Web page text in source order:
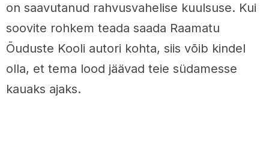
on saavutanud rahvusvahelise kuulsuse. Kui
soovite rohkem teada saada Raamatu
Õuduste Kooli autori kohta, siis võib kindel
olla, et tema lood jäävad teie südamesse
kauaks ajaks.